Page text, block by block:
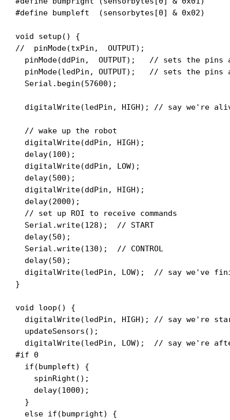
#define bumpleft  (sensorbytes[0] & 0x02)
void setup() {
//  pinMode(txPin,  OUTPUT);
pinMode(ddPin,  OUTPUT);   // sets the pins
pinMode(ledPin, OUTPUT);   // sets the pins
  Serial.begin(57600);
digitalWrite(ledPin, HIGH); // say we're
  // wake up the robot
  digitalWrite(ddPin, HIGH);
  delay(100);
  digitalWrite(ddPin, LOW);
  delay(500);
  digitalWrite(ddPin, HIGH);
  delay(2000);
  // set up ROI to receive commands
  Serial.write(128);  // START
  delay(50);
  Serial.write(130);  // CONTROL
  delay(50);
digitalWrite(ledPin, LOW);  // say we've
}
void loop() {
digitalWrite(ledPin, HIGH); // say we're
  updateSensors();
digitalWrite(ledPin, LOW);  // say we're
#if 0
  if(bumpleft) {
    spinRight();
    delay(1000);
  }
  else if(bumpright) {